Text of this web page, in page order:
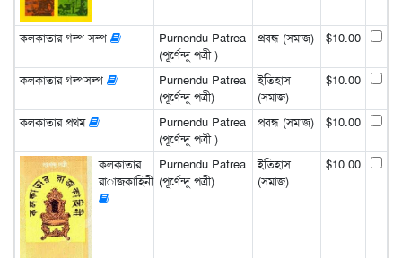
কলকাতার গল্প সল্প
Purnendu Patrea
(পূর্ণেন্দু পত্রী )
প্রবন্ধ (সমাজ) $10.00
কলকাতার গল্পসল্প
Purnendu Patrea
(পূর্ণেন্দু পত্রী)
ইতিহাস
(সমাজ)
$10.00
কলকাতার প্রথম
Purnendu Patrea
(পূর্ণেন্দু পত্রী )
প্রবন্ধ (সমাজ) $10.00
কলকাতার
রাজকাহিনী
Purnendu Patrea
(পূর্ণেন্দু পত্রী)
ইতিহাস
(সমাজ)
$10.00